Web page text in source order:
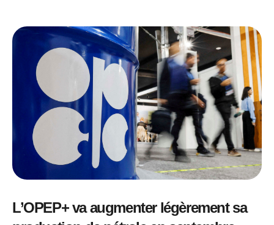
L’OPEP+ va augmenter légèrement sa